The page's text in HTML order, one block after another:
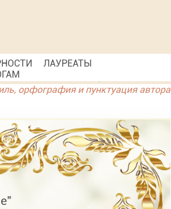
ЛАУРЕАТЫ
орфография и пунктуация автора